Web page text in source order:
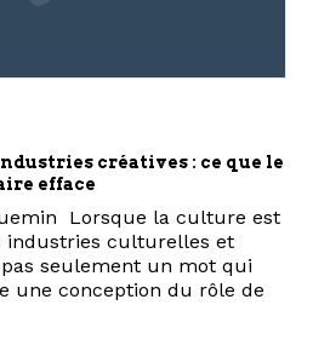
créatives : ce que le
efface
Lorsque la culture est
industries culturelles et
pas seulement un mot qui
une conception du rôle de